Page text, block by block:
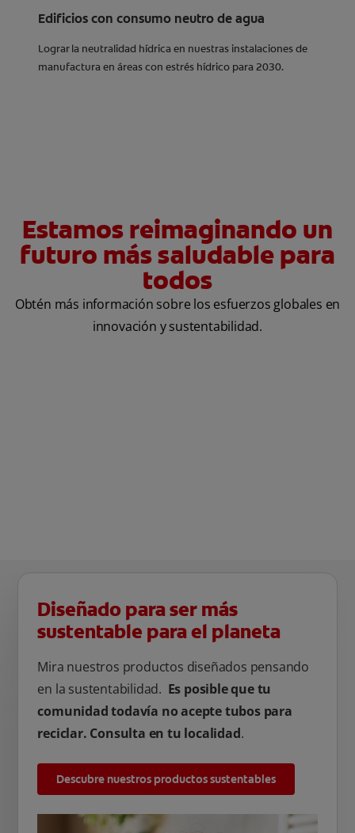
Edificios con consumo neutro de agua
Lograr la neutralidad hídrica en nuestras instalaciones de
manufactura en áreas con estrés hídrico para 2030.
Estamos reimaginando un
futuro más saludable para
todos
Obtén más información sobre los esfuerzos globales en
innovación y sustentabilidad.
Diseñado para ser más
sustentable para el planeta
Mira nuestros productos diseñados pensando
en la sustentabilidad. Es posible que tu
comunidad todavía no acepte tubos para
reciclar. Consulta en tu localidad.
Descubre nuestros productos sustentables